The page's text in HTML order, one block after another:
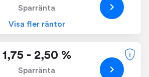
Sparränta
Visa fler räntor
1,75 - 2,50 %
Sparränta